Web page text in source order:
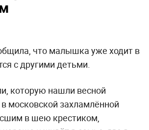
что малышка уже ходит в
с другими детьми.
которую нашли весной
московской захламлённой
в шею крестиком,